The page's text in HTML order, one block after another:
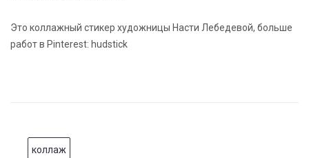
Это коллажный стикер художницы Насти Лебедевой, больше
работ в Pinterest: hudstick
коллаж